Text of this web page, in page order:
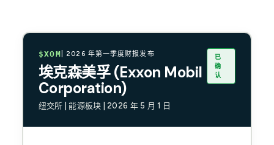
$XOM | 2026 年第一季度财报发布
埃克森美孚 (Exxon Mobil
Corporation)
纽交所 | 能源板块 | 2026 年 5 月 1 日
已
确
认